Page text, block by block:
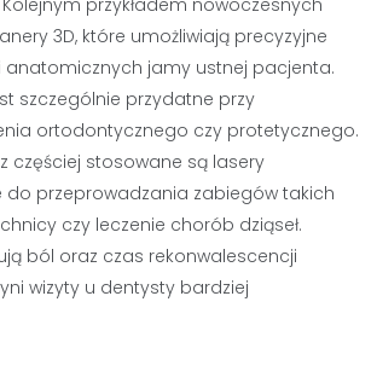
przykładem nowoczesnych
3D, które umożliwiają precyzyjne
anatomicznych jamy ustnej pacjenta.
szczególnie przydatne przy
ortodontycznego czy protetycznego.
częściej stosowane są lasery
przeprowadzania zabiegów takich
czy leczenie chorób dziąseł.
ból oraz czas rekonwalescencji
wizyty u dentysty bardziej